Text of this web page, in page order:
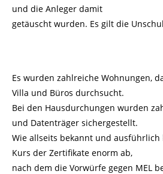
und die Anleger damit
getäuscht wurden. Es gilt die
Es wurden zahlreiche Wohnungen,
Villa und Büros durchsucht.
Bei den Hausdurchungen wurden
und Datenträger sichergestellt.
Wie allseits bekannt und
Kurs der Zertifikate enorm ab,
nach dem die Vorwürfe gegen MEL